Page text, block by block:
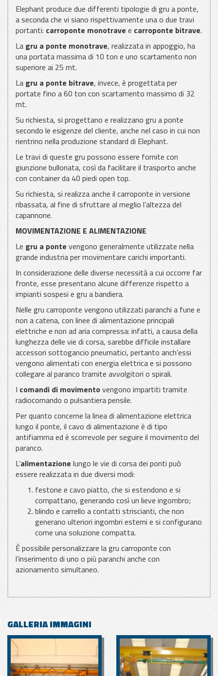
Elephant produce due differenti tipologie di gru a ponte,
a seconda che vi siano rispettivamente una o due travi
portanti: carroponte monotrave e carroponte bitrave.
La gru a ponte monotrave, realizzata in appoggio, ha
una portata massima di 10 ton e uno scartamento non
superiore ai 25 mt.
La gru a ponte bitrave, invece, è progettata per
portate fino a 60 ton con scartamento massimo di 32
mt.
Su richiesta, si progettano e realizzano gru a ponte
secondo le esigenze del cliente, anche nel caso in cui non
rientrino nella produzione standard di Elephant.
Le travi di queste gru possono essere fornite con
giunzione bullonata, così da facilitare il trasporto anche
con container da 40 piedi open top.
Su richiesta, si realizza anche il carroponte in versione
ribassata, al fine di sfruttare al meglio l’altezza del
capannone.
MOVIMENTAZIONE E ALIMENTAZIONE
Le gru a ponte vengono generalmente utilizzate nella
grande industria per movimentare carichi importanti.
In considerazione delle diverse necessità a cui occorre far
fronte, esse presentano alcune differenze rispetto a
impianti sospesi e gru a bandiera.
Nelle gru carroponte vengono utilizzati paranchi a fune e
non a catena, con linee di alimentazione principali
elettriche e non ad aria compressa: infatti, a causa della
lunghezza delle vie di corsa, sarebbe difficile installare
accessori sottogancio pneumatici, pertanto anch’essi
vengono alimentati con energia elettrica e si possono
collegare al paranco tramite avvolgitori o spirali.
I comandi di movimentovengono impartiti tramite
radiocomando o pulsantiera pensile.
Per quanto concerne la linea di alimentazione elettrica
lungo il ponte, il cavo di alimentazione è di tipo
antifiamma ed è scorrevole per seguire il movimento del
paranco.
L’alimentazione lungo le vie di corsa dei ponti può
essere realizzata in due diversi modi:
festone e cavo piatto, che si estendono e si
compattano, generando così un lieve ingombro;
blindo e carrello a contatti striscianti, che non
generano ulteriori ingombri esterni e si configurano
come una soluzione compatta.
È possibile personalizzare la gru carroponte con
l’inserimento di uno o più paranchi anche con
azionamento simultaneo.
GALLERIA IMMAGINI